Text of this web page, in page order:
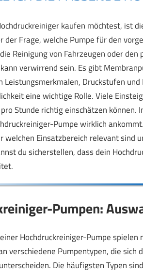
kaufen möchtest, ist
der Frage, welche Pumpe für den
Reinigung von Fahrzeugen oder
verwirrend sein. Es gibt
Leistungsmerkmalen, Druckstufen
eine wichtige Rolle. Viele
Stunde richtig einschätzen
Pumpe wirklich
welchen Einsatzbereich relevant sind
du sicherstellen, dass dein
Pumpen:
Hochdruckreiniger-Pumpe
verschiedene Pumpentypen, die
Die häufigsten Typen